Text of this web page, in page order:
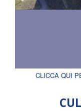
CLICCA QUI